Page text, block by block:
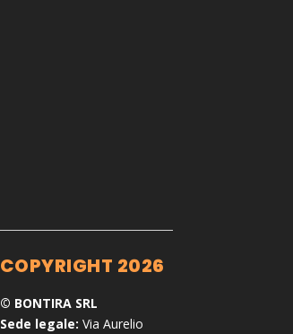
COPYRIGHT 2026
© BONTIRA SRL
Sede legale: Via Aurelio